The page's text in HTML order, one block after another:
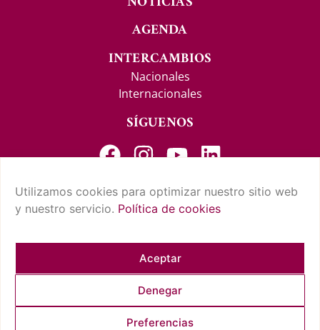
Utilizamos cookies para optimizar nuestro sitio web
y nuestro servicio. Política de cookies
Aceptar
Denegar
Preferencias
AGENDA
INTERCAMBIOS
Nacionales
Internacionales
SÍGUENOS
CONTACTO Y SUGERENCIAS
AVISO LEGAL
CUMPLIMIENTO NORMATIVO
DERECHOS RESERVADOS